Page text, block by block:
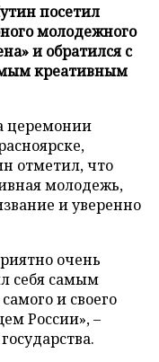
посетил
молодежного
и обратился с
креативным
церемонии
отметил, что
молодежь,
и уверенно
очень
себя самым
и своего
России», –